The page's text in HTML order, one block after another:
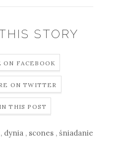
STORY
ON FACEBOOK
ON TWITTER
THIS POST
, dynia , scones , śniadanie